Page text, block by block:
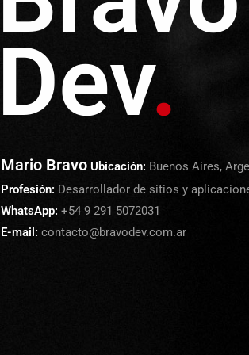
Dev.
Mario Bravo Ubicación: Buenos Aires,
Profesión: Desarrollador de sitios y
WhatsApp: +54 9 291 5072031
E-mail: contacto@bravodev.com.ar
+20.
Desarrollando
Webs
Sitio para Banda de Música. Programación
adaptación diseño sobre Matriz
Mario Bravo
WhatsApp:
+54 9 291 5072031